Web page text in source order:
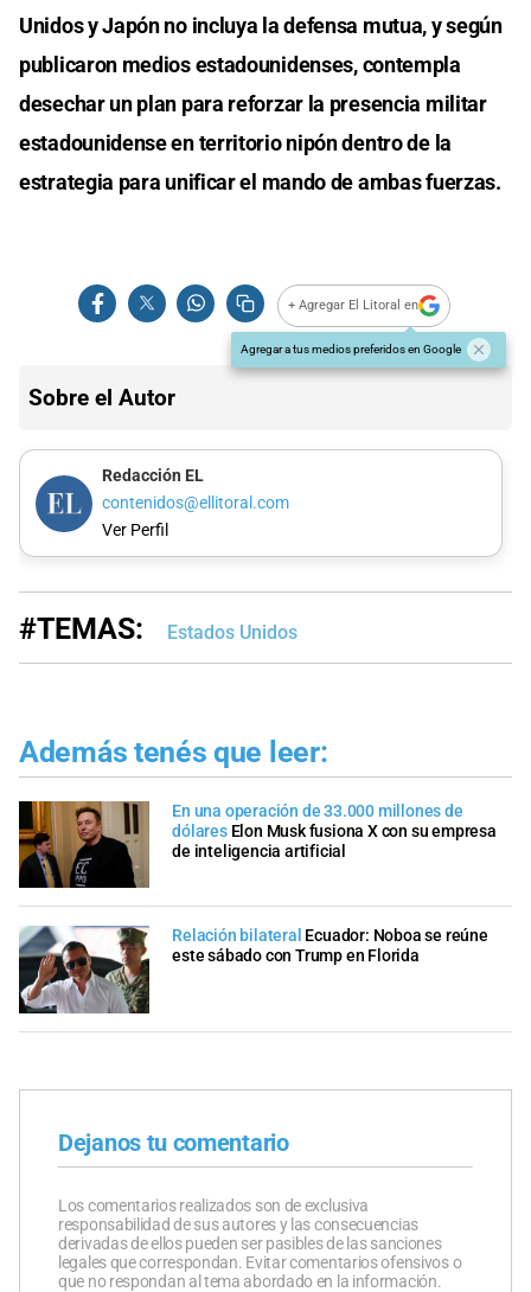
Unidos y Japón no incluya la defensa mutua, y según
publicaron medios estadounidenses, contempla
desechar un plan para reforzar la presencia militar
estadounidense en territorio nipón dentro de la
estrategia para unificar el mando de ambas fuerzas.
+ Agregar El Litoral en
Agregar a tus medios preferidos en Google
Sobre el Autor
Redacción EL
contenidos@ellitoral.com
Ver Perfil
#TEMAS: Estados Unidos
Además tenés que leer:
En una operación de 33.000 millones de
dólares Elon Musk fusiona X con su empresa
de inteligencia artificial
Relación bilateral Ecuador: Noboa se reúne
este sábado con Trump en Florida
Dejanos tu comentario
Los comentarios realizados son de exclusiva
responsabilidad de sus autores y las consecuencias
derivadas de ellos pueden ser pasibles de las sanciones
legales que correspondan. Evitar comentarios ofensivos o
que no respondan al tema abordado en la información.